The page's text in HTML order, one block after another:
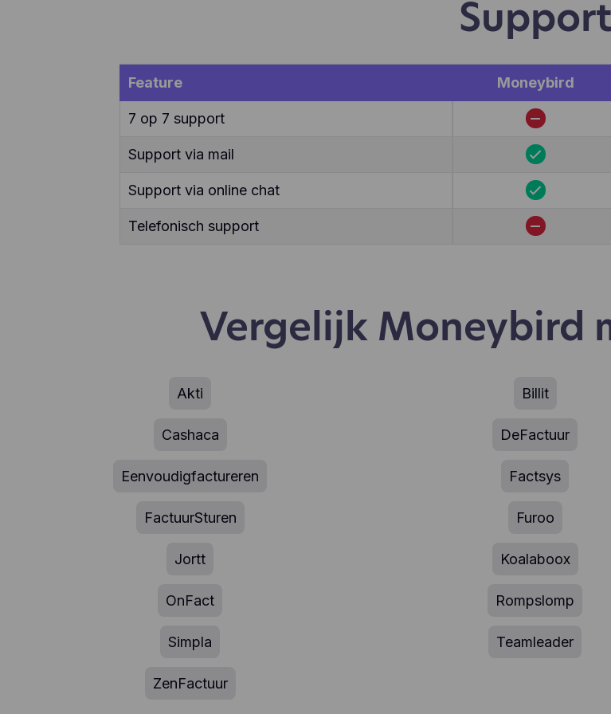
Support
Feature Moneybird
7 op 7 support
Support via mail
Support via online chat
Telefonisch support
Vergelijk Moneybird
Akti Billit
Cashaca DeFactuur
Eenvoudigfactureren Factsys
FactuurSturen Furoo
Jortt Koalaboox
OnFact Rompslomp
Simpla Teamleader
ZenFactuur
verkiezen aan te klikken, wat gebruikers wel
enz.). Hotjar gebruikt cookies en andere
te verzamelen over het gedrag van onze
gebruikersprofiel. Noch Hotjar, noch wij
gebruiken om individuele gebruikers te
aan verdere gegevens over een individuele